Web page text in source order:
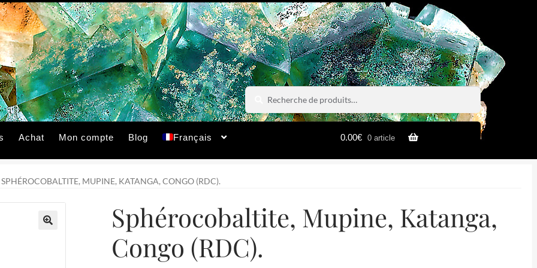
Recherche
pour :
Recherche
Achat Mon compte Blog Français 0.00€ 0 article
SPHÉROCOBALTITE, MUPINE, KATANGA, CONGO (RDC).
Sphérocobaltite, Mupine, Katanga,
Congo (RDC).